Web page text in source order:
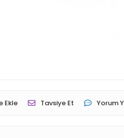
Ekle Tavsiye Et Yorum